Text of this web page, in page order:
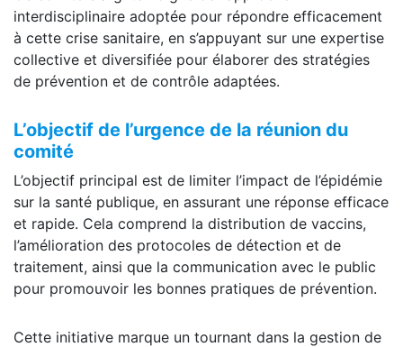
interdisciplinaire adoptée pour répondre efficacement
à cette crise sanitaire, en s’appuyant sur une expertise
collective et diversifiée pour élaborer des stratégies
de prévention et de contrôle adaptées.
L’objectif de l’urgence de la réunion du
comité
L’objectif principal est de limiter l’impact de l’épidémie
sur la santé publique, en assurant une réponse efficace
et rapide. Cela comprend la distribution de vaccins,
l’amélioration des protocoles de détection et de
traitement, ainsi que la communication avec le public
pour promouvoir les bonnes pratiques de prévention.
Cette initiative marque un tournant dans la gestion de